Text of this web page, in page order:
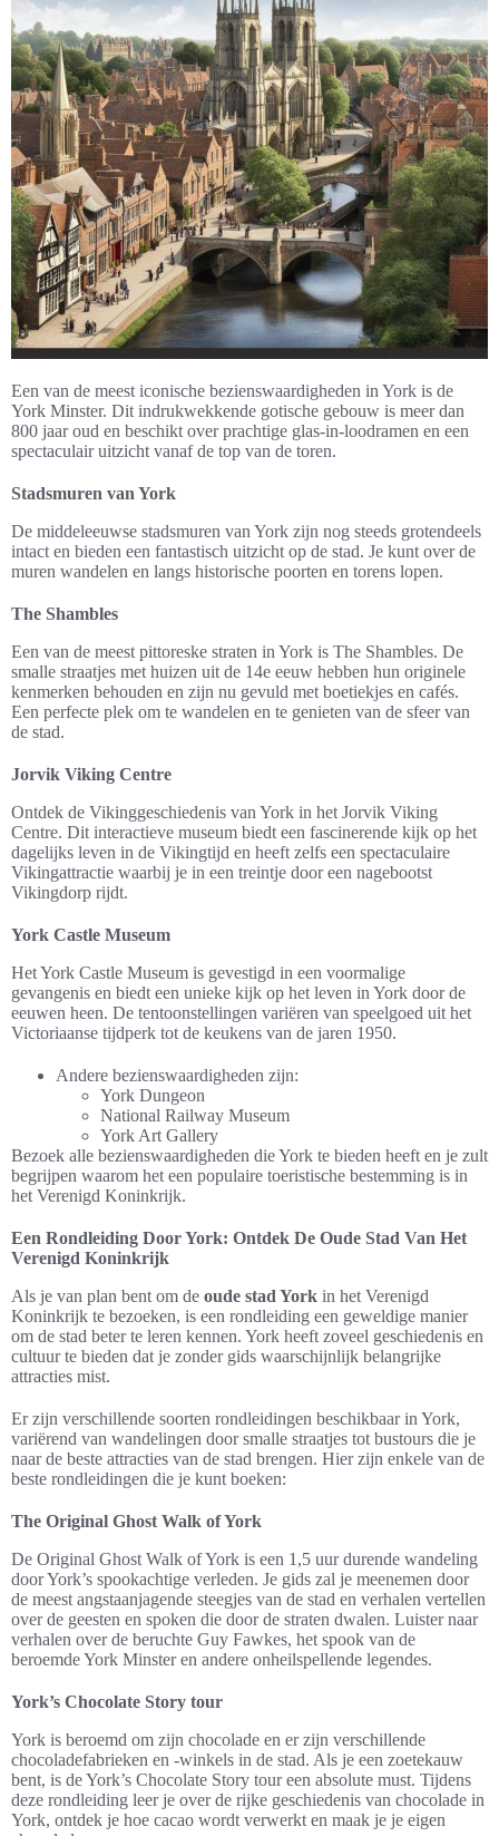
Een van de meest iconische bezienswaardigheden in York is de
York Minster. Dit indrukwekkende gotische gebouw is meer dan
800 jaar oud en beschikt over prachtige glas-in-loodramen en een
spectaculair uitzicht vanaf de top van de toren.
Stadsmuren van York
De middeleeuwse stadsmuren van York zijn nog steeds grotendeels
intact en bieden een fantastisch uitzicht op de stad. Je kunt over de
muren wandelen en langs historische poorten en torens lopen.
The Shambles
Een van de meest pittoreske straten in York is The Shambles. De
smalle straatjes met huizen uit de 14e eeuw hebben hun originele
kenmerken behouden en zijn nu gevuld met boetiekjes en cafés.
Een perfecte plek om te wandelen en te genieten van de sfeer van
de stad.
Jorvik Viking Centre
Ontdek de Vikinggeschiedenis van York in het Jorvik Viking
Centre. Dit interactieve museum biedt een fascinerende kijk op het
dagelijks leven in de Vikingtijd en heeft zelfs een spectaculaire
Vikingattractie waarbij je in een treintje door een nagebootst
Vikingdorp rijdt.
York Castle Museum
Het York Castle Museum is gevestigd in een voormalige
gevangenis en biedt een unieke kijk op het leven in York door de
eeuwen heen. De tentoonstellingen variëren van speelgoed uit het
Victoriaanse tijdperk tot de keukens van de jaren 1950.
Andere bezienswaardigheden zijn:
York Dungeon
National Railway Museum
York Art Gallery
Bezoek alle bezienswaardigheden die York te bieden heeft en je zult
begrijpen waarom het een populaire toeristische bestemming is in
het Verenigd Koninkrijk.
Een Rondleiding Door York: Ontdek De Oude Stad Van Het
Verenigd Koninkrijk
Als je van plan bent om de oude stad York in het Verenigd
Koninkrijk te bezoeken, is een rondleiding een geweldige manier
om de stad beter te leren kennen. York heeft zoveel geschiedenis en
cultuur te bieden dat je zonder gids waarschijnlijk belangrijke
attracties mist.
Er zijn verschillende soorten rondleidingen beschikbaar in York,
variërend van wandelingen door smalle straatjes tot bustours die je
naar de beste attracties van de stad brengen. Hier zijn enkele van de
beste rondleidingen die je kunt boeken:
The Original Ghost Walk of York
De Original Ghost Walk of York is een 1,5 uur durende wandeling
door York’s spookachtige verleden. Je gids zal je meenemen door
de meest angstaanjagende steegjes van de stad en verhalen vertellen
over de geesten en spoken die door de straten dwalen. Luister naar
verhalen over de beruchte Guy Fawkes, het spook van de
beroemde York Minster en andere onheilspellende legendes.
York’s Chocolate Story tour
York is beroemd om zijn chocolade en er zijn verschillende
chocoladefabrieken en -winkels in de stad. Als je een zoetekauw
bent, is de York’s Chocolate Story tour een absolute must. Tijdens
deze rondleiding leer je over de rijke geschiedenis van chocolade in
York, ontdek je hoe cacao wordt verwerkt en maak je je eigen